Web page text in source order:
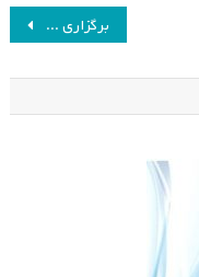
برگزاری همایش ملی برنامه درسی و مسائل اجتماعی